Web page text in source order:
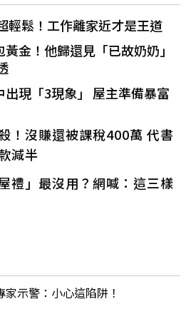
輕鬆！工作離家近才是王道
金！他歸還見「已故奶奶」
出現「3現象」 屋主準備暴富
！沒賺還被課稅400萬 代書
減半
禮」最沒用？網喊：這三樣
示警：小心這陷阱！